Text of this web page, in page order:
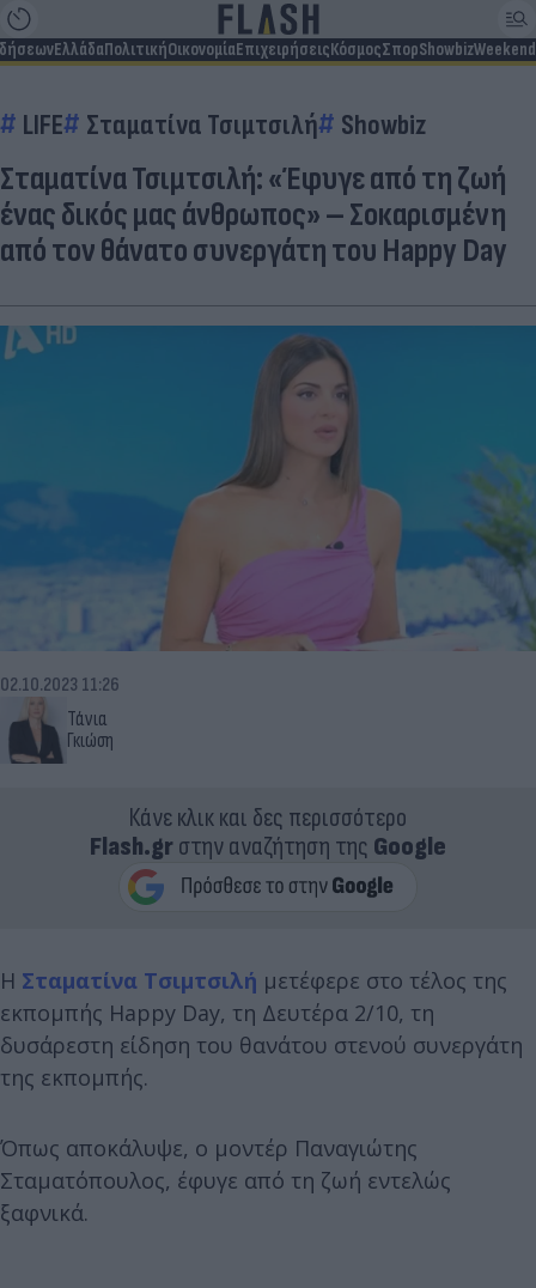
ΕλλάδαΠολιτικήΟικονομίαΕπιχειρήσειςΚόσμοςΣπορShowbizWeekend
LIFE Σταματίνα Τσιμτσιλή Showbiz
Σταματίνα Τσιμτσιλή: «Έφυγε από τη ζωή
ένας δικός μας άνθρωπος» – Σοκαρισμένη
από τον θάνατο συνεργάτη του Happy Day
Τάνια
Γκιώση
02.10.2023 11:26
Κάνε κλικ και δες περισσότερο
Flash.grστην αναζήτηση της Google
Η Σταματίνα Τσιμτσιλή μετέφερε στο τέλος της
εκπομπής Happy Day, τη Δευτέρα 2/10, τη
δυσάρεστη είδηση του θανάτου στενού συνεργάτη
της εκπομπής.
Όπως αποκάλυψε, ο μοντέρ Παναγιώτης
Σταματόπουλος, έφυγε από τη ζωή εντελώς
ξαφνικά.